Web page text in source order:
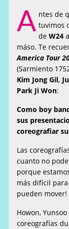
A ntes de
tuvimos
deW24
máso. Te
America Tour
(Sarmiento
Kim Jong Gil,
Park Ji Won:
Como boy
sus
coreografiar
Las
cuanto no
porque
más difícil
pueden mover!
Howon,
coreografías